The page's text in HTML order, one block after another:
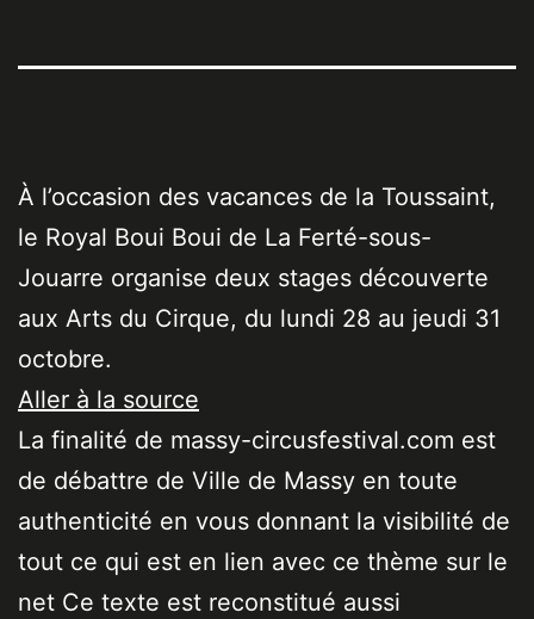
À l’occasion des vacances de la Toussaint,
le Royal Boui Boui de La Ferté-sous-
Jouarre organise deux stages découverte
aux Arts du Cirque, du lundi 28 au jeudi 31
octobre.
Aller à la source
La finalité de massy-circusfestival.com est
de débattre de Ville de Massy en toute
authenticité en vous donnant la visibilité de
tout ce qui est en lien avec ce thème sur le
net Ce texte est reconstitué aussi